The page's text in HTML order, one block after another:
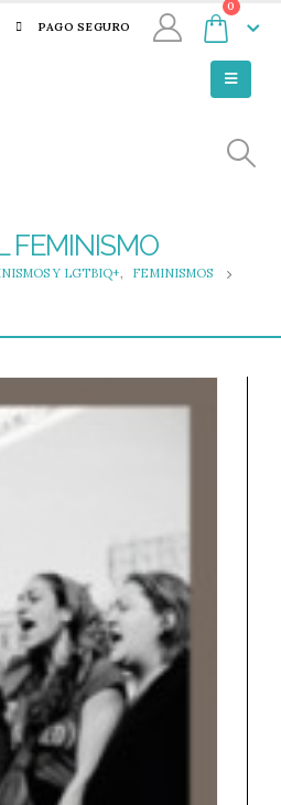
PAGO SEGURO
0
FEMINISMO
Y LGTBIQ+,
FEMINISMOS